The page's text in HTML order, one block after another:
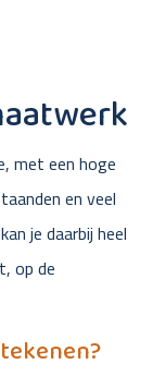
met een hoge
en veel
je daarbij heel
op de